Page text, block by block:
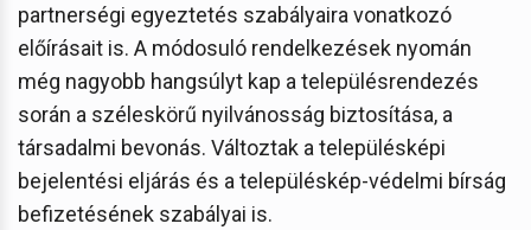
partnerségi egyeztetés szabályaira vonatkozó
előírásait is. A módosuló rendelkezések nyomán
még nagyobb hangsúlyt kap a településrendezés
során a széleskörű nyilvánosság biztosítása, a
társadalmi bevonás. Változtak a településképi
bejelentési eljárás és a településkép-védelmi bírság
befizetésének szabályai is.